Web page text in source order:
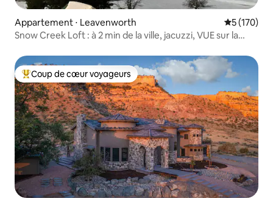
Appartement ⋅ Leavenworth Évaluation
5 (170)
Snow Creek Loft : à 2 min de la ville, jacuzzi, VUE sur la
Coups de cœur voyageurs les plus appréciés
Coup de cœur voyageurs